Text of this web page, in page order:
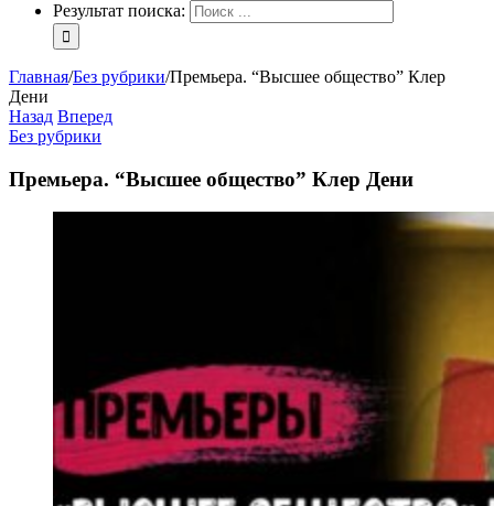
Результат поиска:
Главная/Без рубрики/Премьера. “Высшее общество” Клер
Дени
Назад Вперед
Без рубрики
Премьера. “Высшее общество” Клер Дени